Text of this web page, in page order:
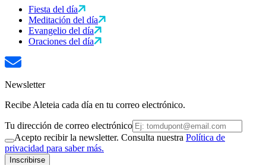
Fiesta del día
Meditación del día
Evangelio del día
Oraciones del día
Newsletter
Recibe Aleteia cada día en tu correo electrónico.
Tu dirección de correo electrónico
Acepto recibir la newsletter. Consulta nuestra Política de
privacidad para saber más.
Inscribirse